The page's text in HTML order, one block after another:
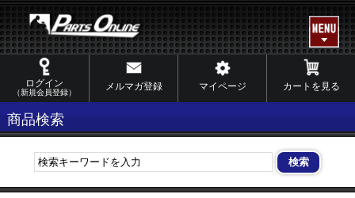
ログイン
（新規会員登録）
メルマガ登録 マイページ カートを見る
商品検索